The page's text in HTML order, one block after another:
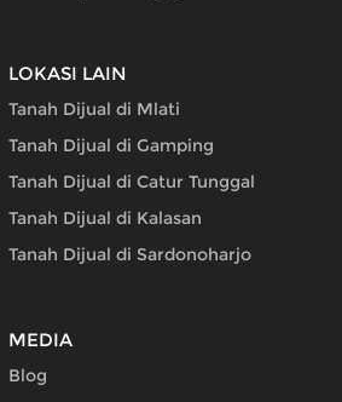
LOKASI LAIN
Tanah Dijual di Mlati
Tanah Dijual di Gamping
Tanah Dijual di Catur Tunggal
Tanah Dijual di Kalasan
Tanah Dijual di Sardonoharjo
MEDIA
Blog